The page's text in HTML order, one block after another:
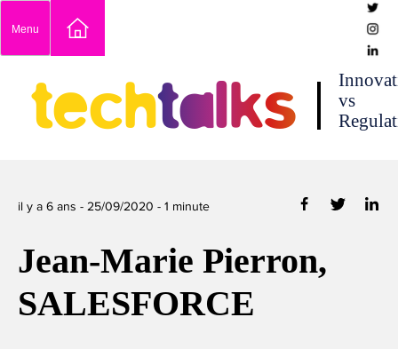
content
Menu
techtalks
vs
il y a 6 ans - 25/09/2020 - 1 minute
Jean-Marie Pierron,
SALESFORCE